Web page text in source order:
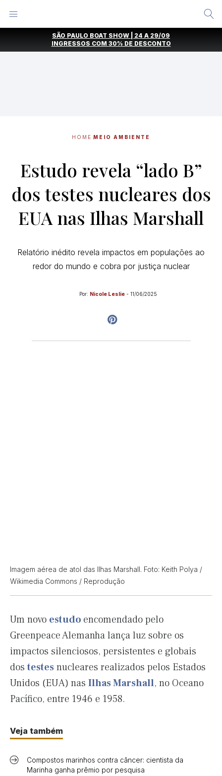
SÃO PAULO BOAT SHOW | 24 A 29/09
INGRESSOS COM 30% DE DESCONTO
HOME MEIO AMBIENTE
Estudo revela “lado B”
dos testes nucleares dos
EUA nas Ilhas Marshall
Relatório inédito revela impactos em populações ao
redor do mundo e cobra por justiça nuclear
Por: Nicole Leslie - 11/06/2025
Imagem aérea de atol das Ilhas Marshall. Foto: Keith Polya /
Wikimedia Commons / Reprodução
Um novo estudo encomendado pelo
Greenpeace Alemanha lança luz sobre os
impactos silenciosos, persistentes e globais
dostestes nucleares realizados pelos Estados
Unidos (EUA) nas Ilhas Marshall, no Oceano
Pacífico, entre 1946 e 1958.
Veja também
Compostos marinhos contra câncer: cientista da
Marinha ganha prêmio por pesquisa